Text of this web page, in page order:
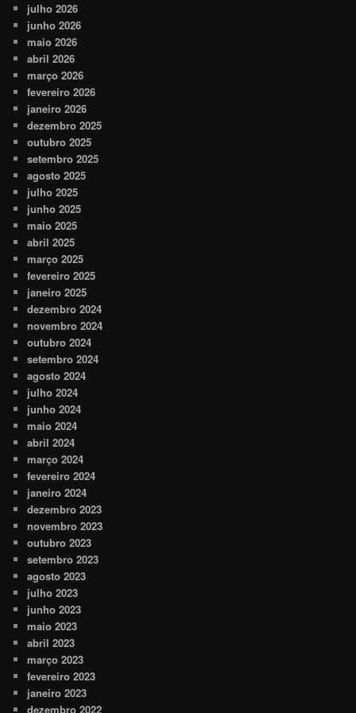
julho 2026
junho 2026
maio 2026
abril 2026
março 2026
fevereiro 2026
janeiro 2026
dezembro 2025
outubro 2025
setembro 2025
agosto 2025
julho 2025
junho 2025
maio 2025
abril 2025
março 2025
fevereiro 2025
janeiro 2025
dezembro 2024
novembro 2024
outubro 2024
setembro 2024
agosto 2024
julho 2024
junho 2024
maio 2024
abril 2024
março 2024
fevereiro 2024
janeiro 2024
dezembro 2023
novembro 2023
outubro 2023
setembro 2023
agosto 2023
julho 2023
junho 2023
maio 2023
abril 2023
março 2023
fevereiro 2023
janeiro 2023
dezembro 2022